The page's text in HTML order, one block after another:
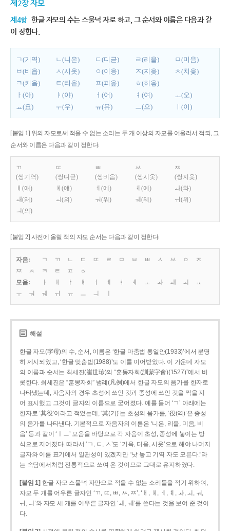
제2장 자모
제4항 한글 자모의 수는 스물넉 자로 하고, 그 순서와 이름은 다음과 같
이 정한다.
ㄱ(기역) ㄴ(니은) ㄷ(디귿) ㄹ(리을)
ㅁ(미음)
ㅂ(비읍)
ㅅ(시옷) ㅇ(이응) ㅈ(지읒)
ㅊ(치읓)
ㅋ(키읔)
ㅌ(티읕) ㅍ(피읖)
ㅎ(히읗)
ㅏ(아)
ㅑ(야) ㅓ(어) ㅕ(여)
ㅗ(오)
ㅛ(요)
ㅜ(우) ㅠ(유) ㅡ(으) ㅣ(이)
[붙임 1] 위의 자모로써 적을 수 없는 소리는 두 개 이상의 자모를 어울러서 적되, 그
순서와 이름은 다음과 같이 정한다.
ㄲ
(쌍기역)
ㄸ
(쌍디귿)
ㅃ
(쌍비읍)
ㅆ
(쌍시옷)
ㅉ
(쌍지읒)
ㅐ(애)
ㅒ(얘) ㅔ(에) ㅖ(예)
ㅘ(와)
ㅙ(왜)
ㅚ(외) ㅝ(워) ㅞ(웨)
ㅟ(위)
ㅢ(의)
[붙임 2] 사전에 올릴 적의 자모 순서는 다음과 같이 정한다.
자음: ㄱ ㄲ ㄴ ㄷ ㄸ ㄹ ㅁ ㅂ ㅃ ㅅ ㅆ ㅇ
ㅈ
ㅉ
ㅊ ㅋ ㅌ ㅍ
ㅎ
모음:
ㅏ ㅐ ㅑ ㅒ ㅓ ㅔ ㅕ ㅖ ㅗ ㅘ ㅙ ㅚ
ㅛ
ㅜ
ㅝ ㅞ ㅟ ㅠ ㅡ ㅢ
해설
한글 자모(字母)의 수, 순서, 이름은 ‘한글 마춤법 통일안(1933)’에서 분명
히 제시되었고, ‘한글 맞춤법(1988)’도 이를 이어받았다. 이 가운데 자모
의 이름과 순서는 최세진(崔世珍)의 “훈몽자회(訓蒙字會)(1527)”에서 비
롯한다. 최세진은 “훈몽자회” 범례(凡例)에서 한글 자모의 음가를 한자로
나타냈는데, 자음자의 경우 초성에 쓰인 것과 종성에 쓰인 것을 짝을 지
어 표시했고 그것이 글자의 이름으로 굳어졌다. 예를 들어 ‘ㄱ’ 아래에는
한자로 ‘其役’이라고 적었는데, ‘其(기)’는 초성의 음가를, ‘役(역)’은 종성
의 음가를 나타낸다. 기본적으로 자음자의 이름은 ‘니은, 리을, 미음, 비
읍’ 등과 같이 ‘ㅣㅡ’ 모음을 바탕으로 각 자음이 초성, 종성에 놓이는 방
식으로 지어졌다. 따라서 ‘ㄱ, ㄷ, ㅅ’도 ‘기윽, 디읃, 시읏’으로 해야 나머지
글자와 이름 표기에서 일관성이 있겠지만 “낫 놓고 기역 자도 모른다.”라
는 속담에서처럼 전통적으로 쓰여 온 것이므로 그대로 유지하였다.
[붙임 1] 한글 자모 스물넉 자만으로 적을 수 없는 소리들을 적기 위하여,
자모 두 개를 어우른 글자인 ‘ㄲ, ㄸ, ㅃ, ㅆ, ㅉ’, ‘ㅐ, ㅒ, ㅔ, ㅖ, ㅘ, ㅚ, ㅝ,
ㅟ, ㅢ’와 자모 세 개를 어우른 글자인 ‘ㅙ, ㅞ’를 쓴다는 것을 보여 준 것이
다.